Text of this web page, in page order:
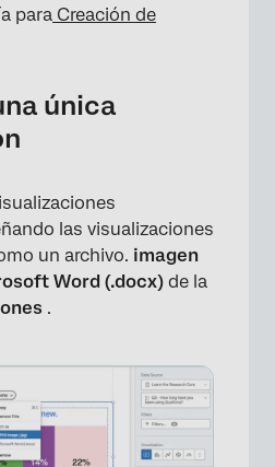
para Creación de
única
las visualizaciones
un archivo. imagen
Word (.docx) de la
.